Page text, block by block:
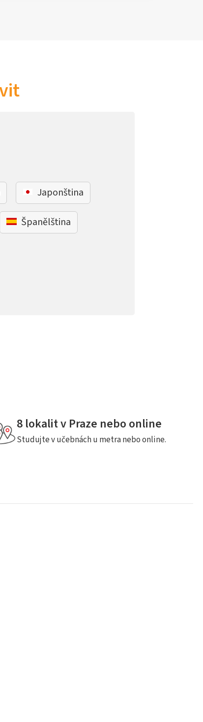
Japonština
Španělština
8 lokalit v Praze nebo online
Studujte v učebnách u metra nebo online.